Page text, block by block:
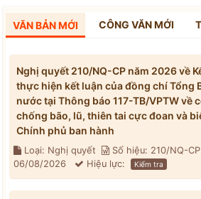
VĂN BẢN MỚI CÔNG VĂN MỚI
Nghị quyết 210/NQ-CP năm 2026 về
thực hiện kết luận của đồng chí Tổng
nước tại Thông báo 117-TB/VPTW về
chống bão, lũ, thiên tai cực đoan và
Chính phủ ban hành
Loại: Nghị quyết Số hiệu: 210/NQ-CP
06/08/2026
Hiệu lực: Kiểm tra